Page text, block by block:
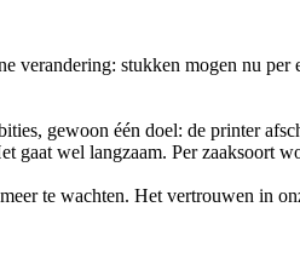
stukken mogen nu
gewoon één doel: de printer
wel langzaam. Per zaaksoort
te wachten. Het vertrouwen in